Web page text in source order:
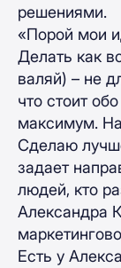
решениями.
«Порой мои
Делать как
валяй) – не
что стоит
максимум.
Сделаю
задает
людей, кто
Александра
Есть у